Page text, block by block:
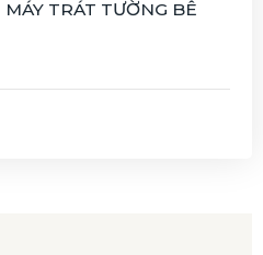
TRÁT TƯỜNG BÊ